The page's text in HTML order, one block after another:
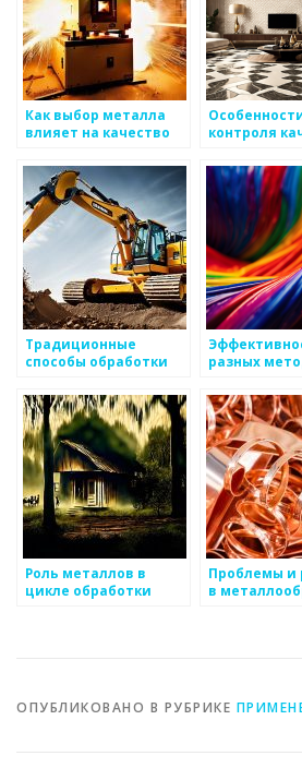
Как выбор металла
влияет на качество
продукции
контроля
Традиционные
способы обработки
разных
Роль металлов в
цикле обработки
Проблемы и
в
ОПУБЛИКОВАНО В РУБРИКЕ